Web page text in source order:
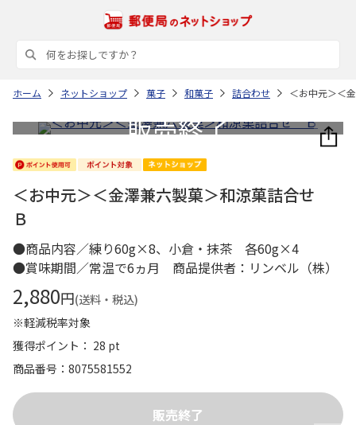
ホーム ネットショップ 菓子 和菓子 詰合わせ ＜お中元＞＜
＜お中元＞＜金澤兼六製菓＞和涼菓詰合せ
Ｂ
●商品内容／練り60g×8、小倉・抹茶 各60g×4
●賞味期間／常温で6ヵ月 商品提供者：リンベル（株）
2,880円(送料・税込)
※軽減税率対象
獲得ポイント： 28 pt
商品番号
8075581552